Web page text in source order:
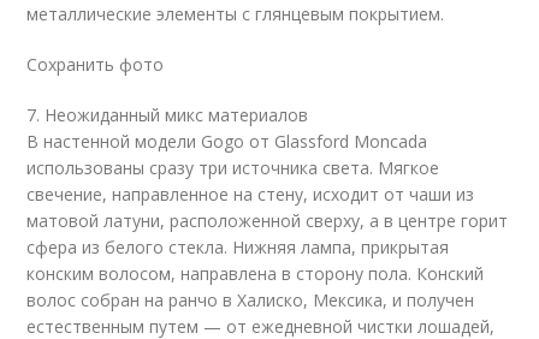
металлические элементы с глянцевым покрытием.
Сохранить фото
7. Неожиданный микс материалов
В настенной модели Gogo от Glassford Moncada
использованы сразу три источника света. Мягкое
свечение, направленное на стену, исходит от чаши из
матовой латуни, расположенной сверху, а в центре горит
сфера из белого стекла. Нижняя лампа, прикрытая
конским волосом, направлена в сторону пола. Конский
волос собран на ранчо в Халиско, Мексика, и получен
естественным путем — от ежедневной чистки лошадей,